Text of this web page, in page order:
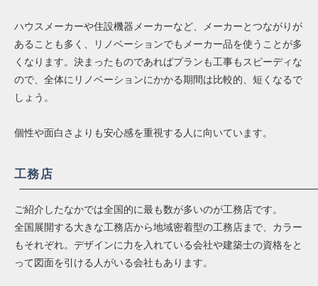
ハウスメーカーや住設機器メーカーなど、メーカーとつながりが
あることも多く、リノベーションでもメーカー品を使うことが多
くなります。決まったものであればプランも工事もスピーディな
ので、全体にリノベーションにかかる期間は比較的、短くなるで
しょう。
個性や面白さよりも安心感を重視する人に向いています。
工務店
ご紹介したなかでは全国的に最も数が多いのが工務店です。
全国展開する大きな工務店から地域密着型の工務店まで、カラー
もそれぞれ。デザインに力を入れている会社や建築士の資格をと
って図面を引ける人がいる会社もあります。